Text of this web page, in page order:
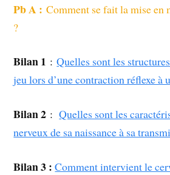
Pb A :Comment se fait la mise en
?
Bilan 1 :Quelles sont les
jeu lors d’une contraction réflexe à
Bilan 2 :Quelles sont les
nerveux de sa naissance à sa
Bilan 3 : Comment intervient le